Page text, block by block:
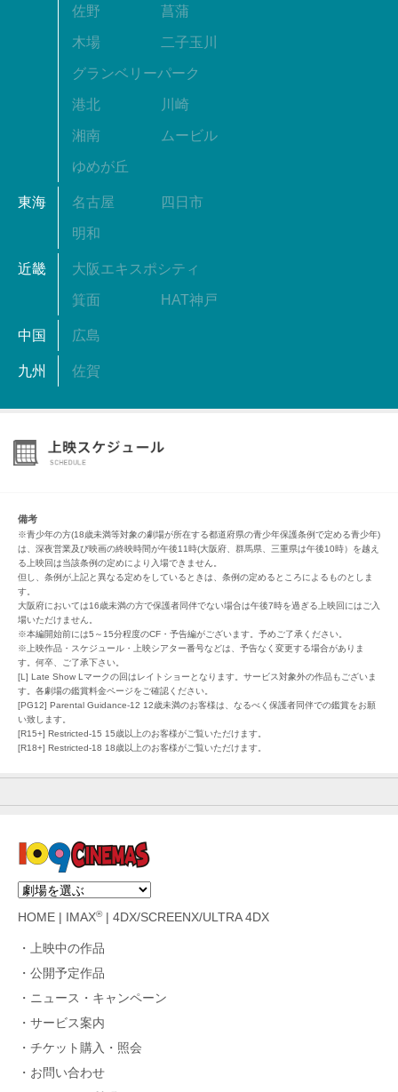
佐野 菖蒲
木場 二子玉川
グランベリーパーク
港北 川崎
湘南 ムービル
ゆめが丘
東海 名古屋 四日市
明和
近畿 大阪エキスポシティ
箕面 HAT神戸
中国 広島
九州 佐賀
備考
※青少年の方(18歳未満等対象の劇場が所在する都道府県の青少年保護条例で定める青少年)
は、深夜営業及び映画の終映時間が午後11時(大阪府、群馬県、三重県は午後10時）を越え
る上映回は当該条例の定めにより入場できません。
但し、条例が上記と異なる定めをしているときは、条例の定めるところによるものとしま
す。
大阪府においては16歳未満の方で保護者同伴でない場合は午後7時を過ぎる上映回にはご入
場いただけません。
※本編開始前には5～15分程度のCF・予告編がございます。予めご了承ください。
※上映作品・スケジュール・上映シアター番号などは、予告なく変更する場合がありま
す。何卒、ご了承下さい。
[L] Late Show Lマークの回はレイトショーとなります。サービス対象外の作品もございま
す。各劇場の鑑賞料金ページをご確認ください。
[PG12] Parental Guidance-12 12歳未満のお客様は、なるべく保護者同伴での鑑賞をお願
い致します。
[R15+] Restricted-15 15歳以上のお客様がご覧いただけます。
[R18+] Restricted-18 18歳以上のお客様がご覧いただけます。
HOME IMAX®| 4DX/SCREENX/ULTRA 4DX
上映中の作品
公開予定作品
ニュース・キャンペーン
サービス案内
チケット購入・照会
お問い合わせ